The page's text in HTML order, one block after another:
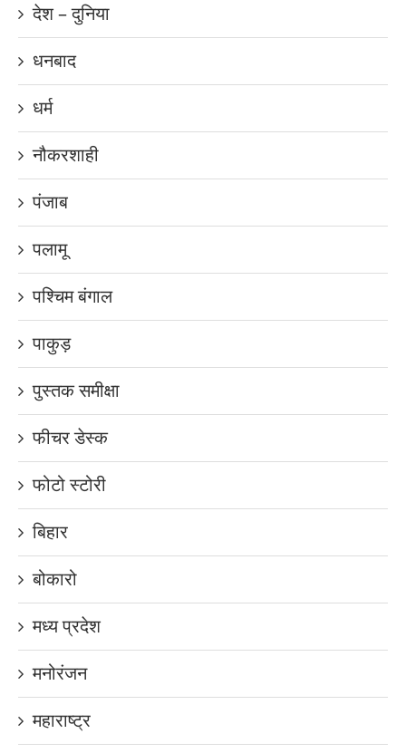
देश – दुनिया
धनबाद
धर्म
नौकरशाही
पंजाब
पलामू
पश्चिम बंगाल
पाकुड़
पुस्तक समीक्षा
फीचर डेस्क
फोटो स्टोरी
बिहार
बोकारो
मध्य प्रदेश
मनोरंजन
महाराष्ट्र